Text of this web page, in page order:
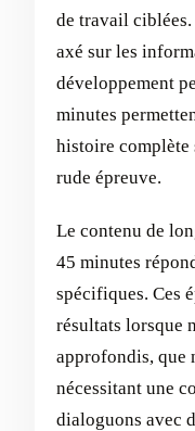
de travail
axé sur les
développement
minutes
histoire complète
rude épreuve.
Le contenu de
45 minutes
spécifiques. Ces
résultats lorsque
approfondis, que
nécessitant une
dialoguons avec